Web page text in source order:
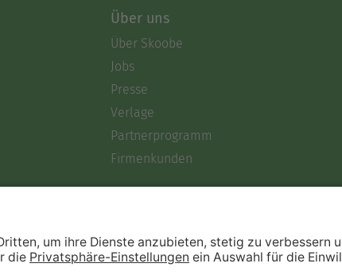
Über uns
Über Skoobe
Jobs
Presse
Verlage
Partnerprogramm
Firmenkunden